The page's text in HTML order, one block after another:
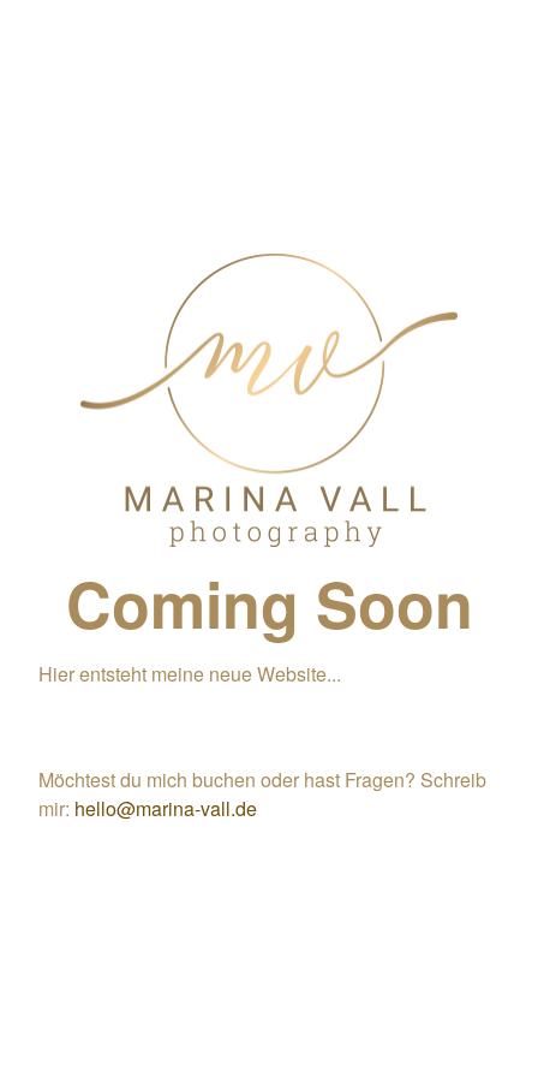
Coming Soon
Hier entsteht meine neue Website...
Möchtest du mich buchen oder hast Fragen? Schreib
mir: hello@marina-vall.de